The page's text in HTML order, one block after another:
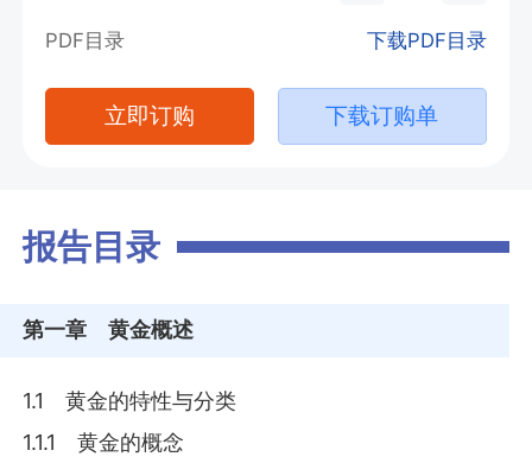
PDF目录 下载PDF目录
立即订购 下载订购单
报告目录
第一章 黄金概述
1.1 黄金的特性与分类
1.1.1 黄金的概念